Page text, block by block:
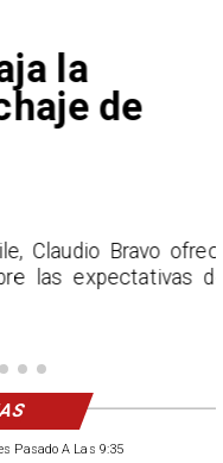
Pasado A Las 9:35
la
de
Claudio Bravo ofrece
las expectativas del